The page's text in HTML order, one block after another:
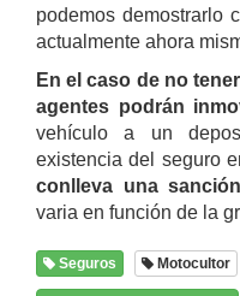
podemos demostrarlo
actualmente ahora
En el caso de no
agentes podrán
vehículo a un
existencia del seguro
conlleva una
varia en función de la
Seguros Motocultor